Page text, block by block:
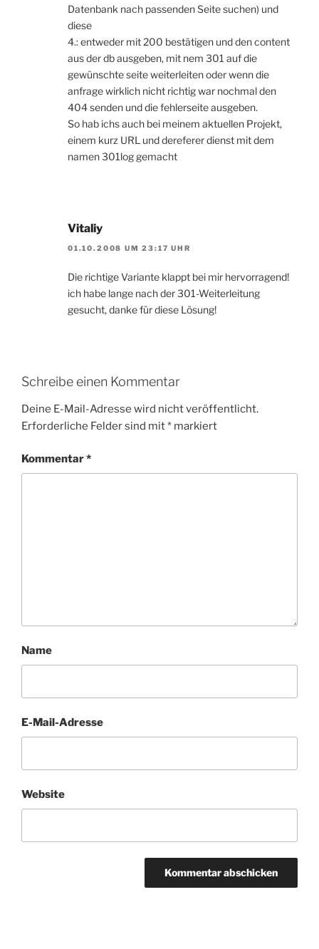
Datenbank nach passenden Seite suchen) und
diese
4.: entweder mit 200 bestätigen und den content
aus der db ausgeben, mit nem 301 auf die
gewünschte seite weiterleiten oder wenn die
anfrage wirklich nicht richtig war nochmal den
404 senden und die fehlerseite ausgeben.
So hab ichs auch bei meinem aktuellen Projekt,
einem kurz URL und dereferer dienst mit dem
namen 301log gemacht
Vitaliy
01.10.2008 UM 23:17 UHR
Die richtige Variante klappt bei mir hervorragend!
ich habe lange nach der 301-Weiterleitung
gesucht, danke für diese Lösung!
Schreibe einen Kommentar
Deine E-Mail-Adresse wird nicht veröffentlicht.
Erforderliche Felder sind mit* markiert
Kommentar*
Name
E-Mail-Adresse
Website